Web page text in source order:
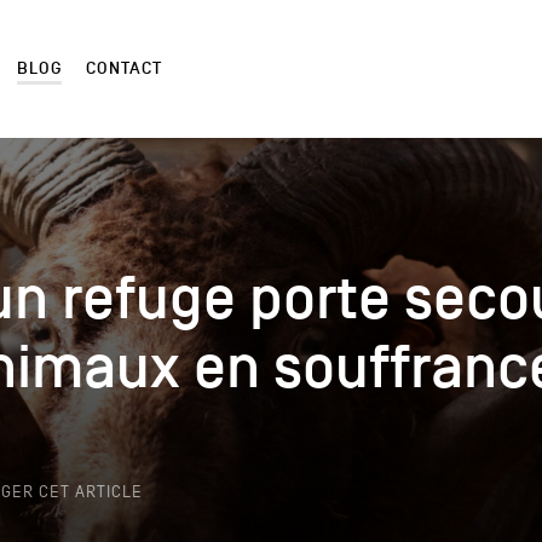
BLOG CONTACT
refuge porte
en
CET ARTICLE
refuge porte
en